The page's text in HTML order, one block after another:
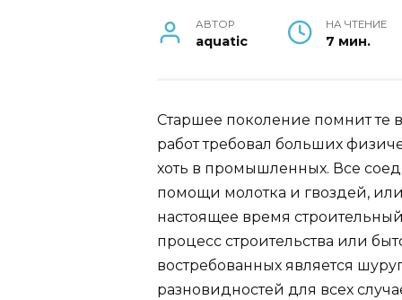
АВТОР
aquatic
НА ЧТЕНИЕ
7 мин.
Старшее поколение помнит те
работ требовал больших
хоть в промышленных. Все
помощи молотка и гвоздей,
настоящее время
процесс строительства или
востребованных является
разновидностей для всех